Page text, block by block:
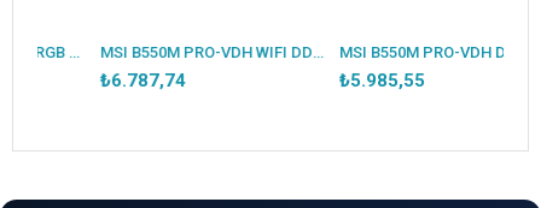
ASUS PRIME B550M-K ARGB DDR4 5100MHZ 1XHDMI 1XDP 2XM.2 USB 3.2 MATX AM4 (AMD AM4 5000/4000G/3000 SERİLERİ İLE UYUMLU) MSI B550M PRO-VDH WIFI DDR4 4400MHZ 1XVGA 1XHDMI 1XDP 2XM.2 USB 3.2 MATX AM4 (AMD 5000/4000G/3000 SERİLERİ İLE UYUMLU)
₺6.787,74 ₺5.985,55